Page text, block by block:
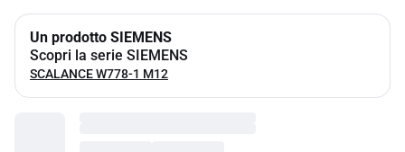
Un prodotto SIEMENS
Scopri la serie SIEMENS
SCALANCE W778-1 M12